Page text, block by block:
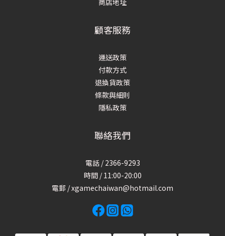
商店地址
顧客服務
運送政策
付款方式
退換貨政策
條款與細則
隱私政策
聯絡我們
電話 / 2366-9293
時間 / 11:00-20:00
電郵 / xgamechaiwan@hotmail.com